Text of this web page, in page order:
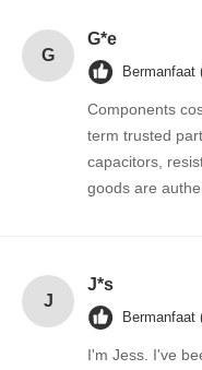
Resistor film tebal
Induktor Frekuensi
transistor resistor
Transistor MOSFET
Perangkat
G
G*e
Bermanfaat
Components
term trusted
capacitors,
goods are
J
J*s
Bermanfaat
I'm Jess. I've